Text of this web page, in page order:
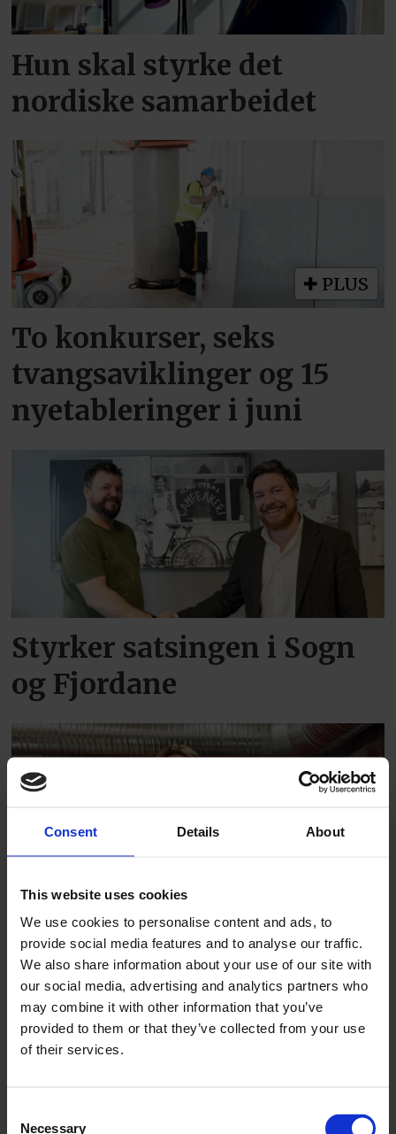
Consent Details About
This website uses cookies
We use cookies to personalise content and ads, to
provide social media features and to analyse our traffic.
We also share information about your use of our site with
our social media, advertising and analytics partners who
may combine it with other information that you’ve
provided to them or that they’ve collected from your use
of their services.
Necessary
Hun skal styrke det
nordiske samarbeidet
PLUS
To konkurser, seks
tvangsaviklinger og 15
nyetableringer i juni
Styrker satsingen i Sogn
og Fjordane
Brooklyn trives i
ventilasjonsfaget